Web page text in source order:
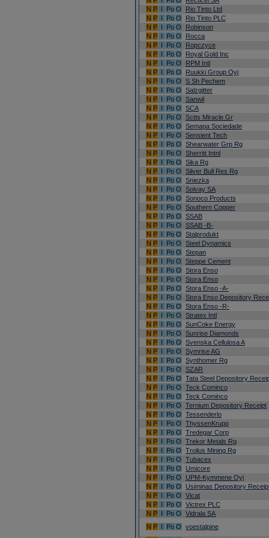
N P I Po O
Rio Tinto Ltd
N P I Po O
Rio Tinto PLC
N P I Po O
Robinson
N P I Po O
Rocca
N P I Po O
Ropczyce
N P I Po O
Royal Gold Inc
N P I Po O
RPM Intl
N P I Po O
Ruukki Group Oyj
N P I Po O
S Sh Pechem
N P I Po O
Salzgitter
N P I Po O
Sanwil
N P I Po O
SCA
N P I Po O
Sctts Miracle Gr
N P I Po O
Semapa Sociedade
N P I Po O
Sensient Tech
N P I Po O
Shearwater Grp Rg
N P I Po O
Sherritt Intnl
N P I Po O
Sika Rg
N P I Po O
Silver Bull Res Rg
N P I Po O
Sniezka
N P I Po O
Solvay SA
N P I Po O
Sonoco Products
N P I Po O
Southern Copper
N P I Po O
SSAB
N P I Po O
SSAB -B-
N P I Po O
Stalprodukt
N P I Po O
Steel Dynamics
N P I Po O
Stepan
N P I Po O
Steppe Cement
N P I Po O
Stora Enso
N P I Po O
Stora Enso
N P I Po O
Stora Enso -A-
N P I Po O
Stora Enso Depository
N P I Po O
Stora Enso -R-
N P I Po O
Stratex Intl
N P I Po O
SunCoke Energy
N P I Po O
Sunrise Diamonds
N P I Po O
Svenska Cellulosa A
N P I Po O
Symrise AG
N P I Po O
Synthomer Rg
N P I Po O
SZAR
N P I Po O
Tata Steel Depository
N P I Po O
Teck Cominco
N P I Po O
Teck Cominco
N P I Po O
Ternium Depository Receipt
N P I Po O
Tessenderlo
N P I Po O
ThyssenKrupp
N P I Po O
Tredegar Corp
N P I Po O
Trekor Metals Rg
N P I Po O
Troilus Mining Rg
N P I Po O
Tubacex
N P I Po O
Umicore
N P I Po O
UPM-Kymmene Oyj
N P I Po O
Usiminas Depository
N P I Po O
Vicat
N P I Po O
Victrex PLC
N P I Po O
Vidrala SA
N P I Po O
voestalpine